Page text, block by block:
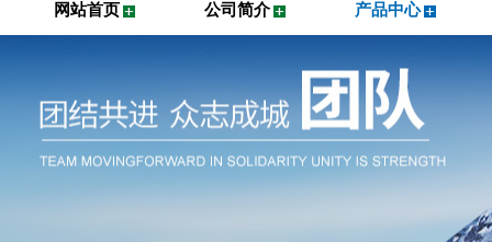
网站首页 公司简介 产品中心